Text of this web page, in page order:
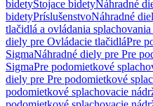
bidetyStojace bidetyNáhradné
bidetyPríslušenstvoNáhradné
tlačidlá a ovládania
diely pre Ovládacie tlačidláPre
SigmaNáhradné diely pre Pre
SigmaPre podomietkové
diely pre Pre podomietkové
podomietkové splachovacie